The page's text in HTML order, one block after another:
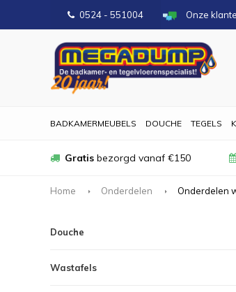
0524 - 551004 Onze
BADKAMERMEUBELS DOUCHE TEGELS
Gratis bezorgd vanaf €150
Home Onderdelen Onderdelen
Douche
Wastafels